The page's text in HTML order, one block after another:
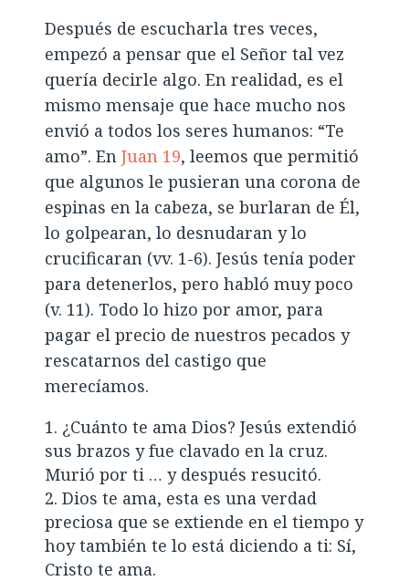
Después de escucharla tres veces,
empezó a pensar que el Señor tal vez
quería decirle algo. En realidad, es el
mismo mensaje que hace mucho nos
envió a todos los seres humanos: “Te
amo”. EnJuan 19, leemos que permitió
que algunos le pusieran una corona de
espinas en la cabeza, se burlaran de Él,
lo golpearan, lo desnudaran y lo
crucificaran (vv. 1-6). Jesús tenía poder
para detenerlos, pero habló muy poco
(v. 11). Todo lo hizo por amor, para
pagar el precio de nuestros pecados y
rescatarnos del castigo que
merecíamos.
¿Cuánto te ama Dios? Jesús extendió
sus brazos y fue clavado en la cruz.
Murió por ti … y después resucitó.
Dios te ama, esta es una verdad
preciosa que se extiende en el tiempo y
hoy también te lo está diciendo a ti: Sí,
Cristo te ama.